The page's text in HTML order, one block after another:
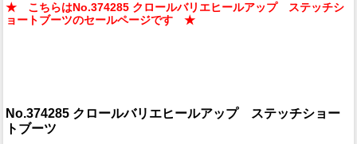
★ こちらはNo.374285 クロールバリエヒールアップ ステッチシ
ョートブーツのセールページです ★
No.374285 クロールバリエヒールアップ ステッチショー
トブーツ